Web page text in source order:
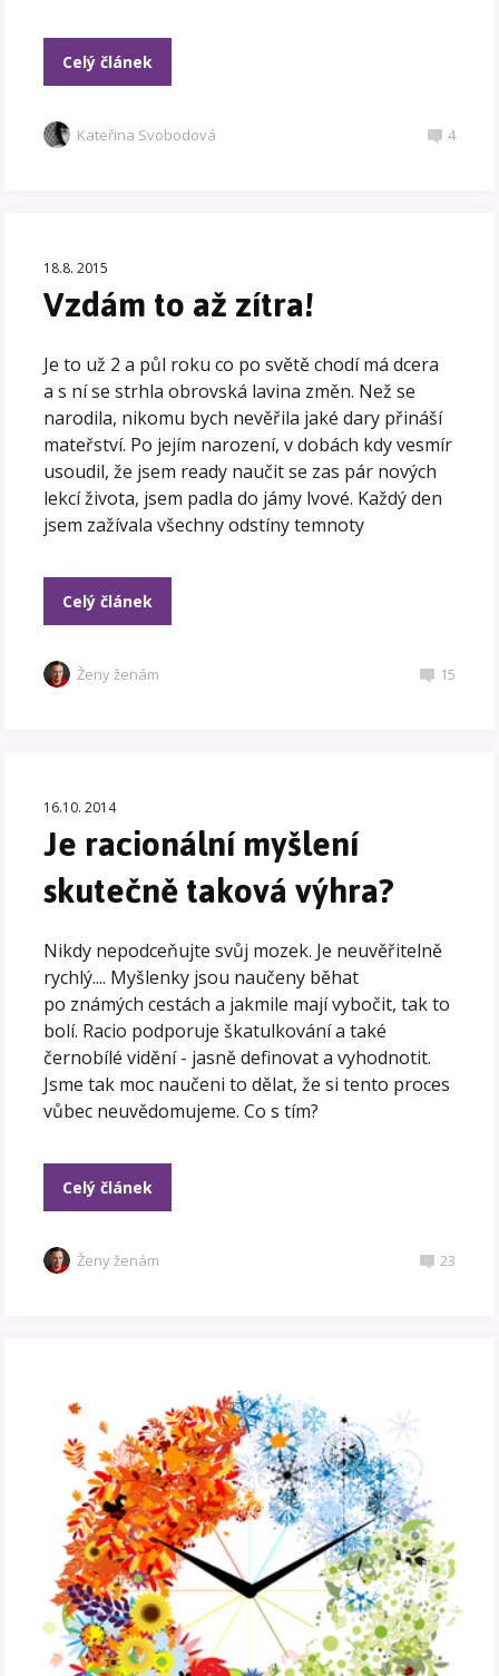
Celý článek
Kateřina Svobodová 4
18.8. 2015
Vzdám to až zítra!
Je to už 2 a půl roku co po světě chodí má dcera
a s ní se strhla obrovská lavina změn. Než se
narodila, nikomu bych nevěřila jaké dary přináší
mateřství. Po jejím narození, v dobách kdy vesmír
usoudil, že jsem ready naučit se zas pár nových
lekcí života, jsem padla do jámy lvové. Každý den
jsem zažívala všechny odstíny temnoty
Celý článek
Ženy ženám 15
16.10. 2014
Je racionální myšlení
skutečně taková výhra?
Nikdy nepodceňujte svůj mozek. Je neuvěřitelně
rychlý.... Myšlenky jsou naučeny běhat
po známých cestách a jakmile mají vybočit, tak to
bolí. Racio podporuje škatulkování a také
černobílé vidění - jasně definovat a vyhodnotit.
Jsme tak moc naučeni to dělat, že si tento proces
vůbec neuvědomujeme. Co s tím?
Celý článek
Ženy ženám 23